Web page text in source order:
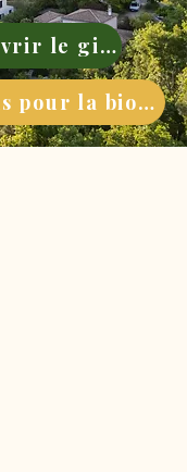
🏡 Découvrir le gite
🐝 Nos actions pour la biodiversité